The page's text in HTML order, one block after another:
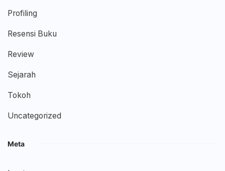
Profiling
Resensi Buku
Review
Sejarah
Tokoh
Uncategorized
Meta